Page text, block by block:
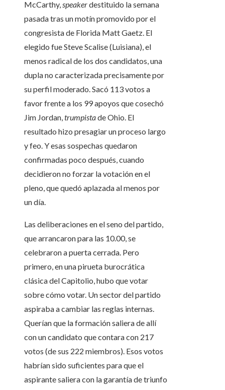
McCarthy,speakerdestituido la semana
pasada tras un motín promovido por el
congresista de Florida Matt Gaetz. El
elegido fue Steve Scalise (Luisiana), el
menos radical de los dos candidatos, una
dupla no caracterizada precisamente por
su perfil moderado. Sacó 113 votos a
favor frente a los 99 apoyos que cosechó
Jim Jordan,trumpistade Ohio. El
resultado hizo presagiar un proceso largo
y feo. Y esas sospechas quedaron
confirmadas poco después, cuando
decidieron no forzar la votación en el
pleno, que quedó aplazada al menos por
un día.
Las deliberaciones en el seno del partido,
que arrancaron para las 10.00, se
celebraron a puerta cerrada. Pero
primero, en una pirueta burocrática
clásica del Capitolio, hubo que votar
sobre cómo votar. Un sector del partido
aspiraba a cambiar las reglas internas.
Querían que la formación saliera de allí
con un candidato que contara con 217
votos (de sus 222 miembros). Esos votos
habrían sido suficientes para que el
aspirante saliera con la garantía de triunfo